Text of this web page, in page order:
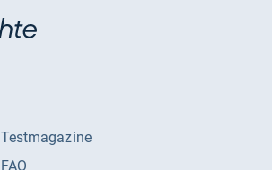
Testmagazine
FAQ